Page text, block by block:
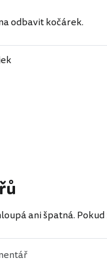
odbavit kočárek.
ani špatná.